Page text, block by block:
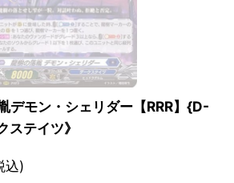
デモン・シェリダー【RRR】{D-
テイツ》
込)